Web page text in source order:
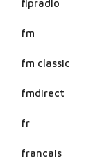
fipradio
fm
fm classic
fmdirect
fr
francais